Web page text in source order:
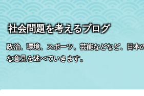
社会問題を考えるブログ
政治、環境、スポーツ、芸能などなど、日本
な意見を述べていきます。